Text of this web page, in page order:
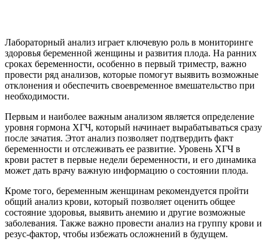
Лабораторный анализ играет ключевую роль в мониторинге
здоровья беременной женщины и развития плода. На ранних
сроках беременности, особенно в первый триместр, важно
провести ряд анализов, которые помогут выявить возможные
отклонения и обеспечить своевременное вмешательство при
необходимости.
Первым и наиболее важным анализом является определение
уровня гормона ХГЧ, который начинает вырабатываться сразу
после зачатия. Этот анализ позволяет подтвердить факт
беременности и отслеживать ее развитие. Уровень ХГЧ в
крови растет в первые недели беременности, и его динамика
может дать врачу важную информацию о состоянии плода.
Кроме того, беременным женщинам рекомендуется пройти
общий анализ крови, который позволяет оценить общее
состояние здоровья, выявить анемию и другие возможные
заболевания. Также важно провести анализ на группу крови и
резус-фактор, чтобы избежать осложнений в будущем.